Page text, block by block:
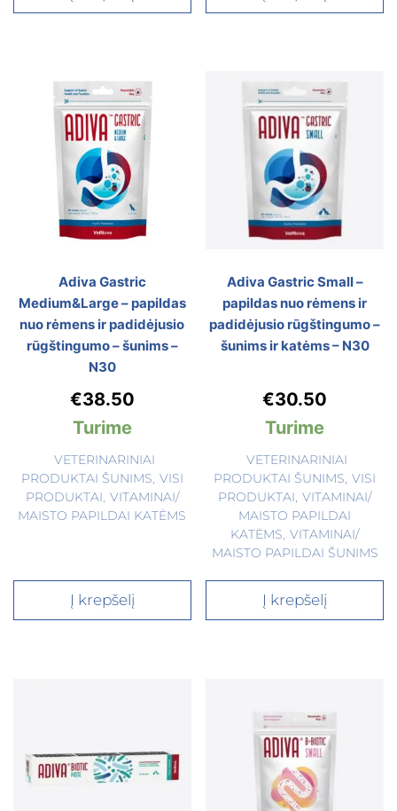
Adiva Gastric
Medium&Large – papildas
nuo rėmens ir padidėjusio
rūgštingumo – šunims –
N30
€38.50
Turime
VETERINARINIAI
PRODUKTAI ŠUNIMS VISI
PRODUKTAI VITAMINAI/
MAISTO PAPILDAI KATĖMS
Į krepšelį
Adiva Gastric Small –
papildas nuo rėmens ir
padidėjusio rūgštingumo –
šunims ir katėms – N30
€30.50
Turime
VETERINARINIAI
PRODUKTAI ŠUNIMS VISI
PRODUKTAI VITAMINAI/
MAISTO PAPILDAI
KATĖMS VITAMINAI/
MAISTO PAPILDAI ŠUNIMS
Į krepšelį